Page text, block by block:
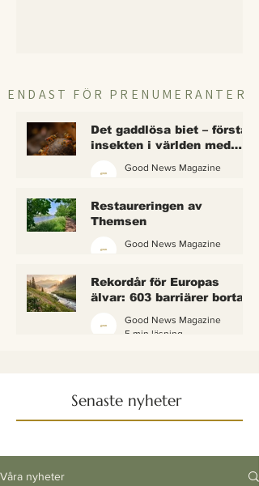
ENDAST FÖR PRENUMERANTER
Det gaddlösa biet – första
insekten i världen med
Good News Magazine
Restaureringen av
Themsen
Good News Magazine
Rekordår för Europas
älvar: 603 barriärer borta
igen
Good News Magazine
5 min läsning
Senaste nyheter
Våra nyheter